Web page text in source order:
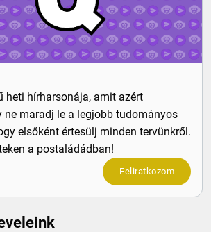
heti hírharsonája, amit azért
ne maradj le a legjobb tudományos
elsőként értesülj minden tervünkről.
a postaládádban!
Feliratkozom